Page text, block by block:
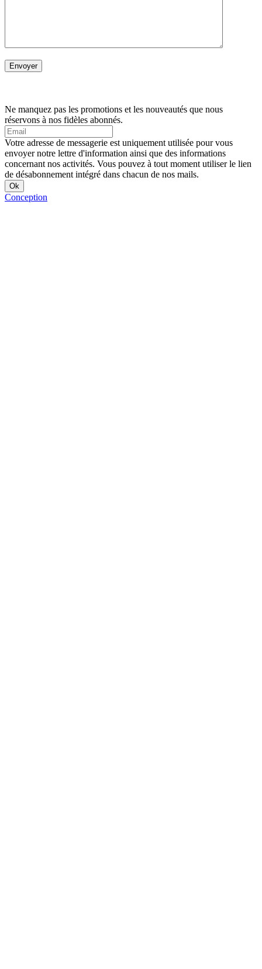
Ne manquez pas les promotions et les nouveautés que nous
réservons à nos fidèles abonnés.
Votre adresse de messagerie est uniquement utilisée pour vous
envoyer notre lettre d'information ainsi que des informations
concernant nos activités. Vous pouvez à tout moment utiliser le lien
de désabonnement intégré dans chacun de nos mails.
Conception